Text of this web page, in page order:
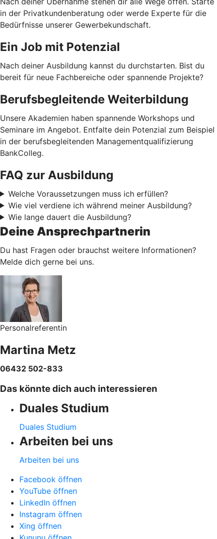
in der Privatkundenberatung oder werde Experte für die
Bedürfnisse unserer Gewerbekundschaft.
Ein Job mit Potenzial
Nach deiner Ausbildung kannst du durchstarten. Bist du
bereit für neue Fachbereiche oder spannende Projekte?
Berufsbegleitende Weiterbildung
Unsere Akademien haben spannende Workshops und
Seminare im Angebot. Entfalte dein Potenzial zum Beispiel
in der berufsbegleitenden Managementqualifizierung
BankColleg.
FAQ zur Ausbildung
Welche Voraussetzungen muss ich erfüllen?
Wie viel verdiene ich während meiner Ausbildung?
Wie lange dauert die Ausbildung?
Deine Ansprechpartnerin
Du hast Fragen oder brauchst weitere Informationen?
Melde dich gerne bei uns.
Personalreferentin
Martina Metz
06432 502-833
Das könnte dich auch interessieren
Duales Studium
Duales Studium
Arbeiten bei uns
Arbeiten bei uns
Facebook öffnen
YouTube öffnen
LinkedIn öffnen
Instagram öffnen
Xing öffnen